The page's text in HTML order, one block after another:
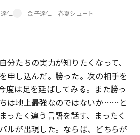
仁 金子達仁「春夏シュート」
分たちの実力が知りたくなって、
申し込んだ。勝った。次の相手を
度は足を延ばしてみる。また勝っ
は地上最強なのではないか……と
ったく違う言語を話す、まったく
ルが出現した。ならば、どちらが